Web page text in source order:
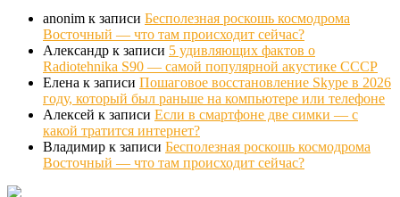
anonim к записи Бесполезная роскошь космодрома
Восточный — что там происходит сейчас?
Александр к записи 5 удивляющих фактов о
Radiotehnika S90 — самой популярной акустике СССР
Елена к записи Пошаговое восстановление Skype в 2026
году, который был раньше на компьютере или телефоне
Алексей к записи Если в смартфоне две симки — с
какой тратится интернет?
Владимир к записи Бесполезная роскошь космодрома
Восточный — что там происходит сейчас?